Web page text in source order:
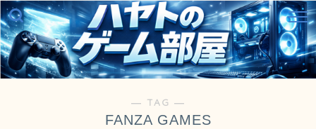
― TAG ―
FANZA GAMES